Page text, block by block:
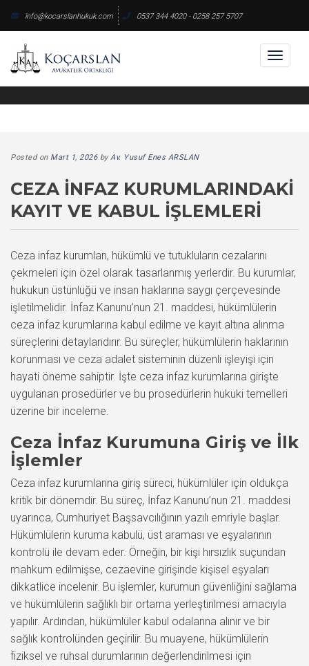
content
info@kocarslanhukuk.com 0537 344 4020 - 0258 257 5707
Posted on Mart 1, 2026byAv. Yusuf Enes ARSLAN
CEZA İNFAZ KURUMLARINDAKI
KAYIT VE KABUL İŞLEMLERI
Ceza infaz kurumları, hükümlü ve tutukluların cezalarını
çekmeleri için özel olarak tasarlanmış yerlerdir. Bu kurumlar,
hukukun üstünlüğü ve insan haklarına saygı çerçevesinde
işletilmelidir. İnfaz Kanunu’nun 21. maddesi, hükümlülerin
ceza infaz kurumlarına kabul edilme ve kayıt altına alınma
süreçlerini detaylandırır. Bu süreçler, hükümlülerin haklarının
korunması ve ceza adalet sisteminin düzenli işleyişi için
hayati öneme sahiptir. İşte ceza infaz kurumlarına girişte
uygulanan prosedürler ve bu prosedürlerin hukuki temelleri
üzerine bir inceleme.
Ceza İnfaz Kurumuna Giriş ve İlk
İşlemler
Ceza infaz kurumlarına giriş süreci, hükümlüler için oldukça
kritik bir dönemdir. Bu süreç, İnfaz Kanunu’nun 21. maddesi
uyarınca, Cumhuriyet Başsavcılığının yazılı emriyle başlar.
Hükümlülerin kuruma kabulü, üst araması ve eşyalarının
kontrolü ile devam eder. Örneğin, bir kişi hırsızlık suçundan
mahkum edilmişse, cezaevine girişinde kişisel eşyaları
dikkatlice incelenir. Bu işlemler, kurumun güvenliğini sağlama
ve hükümlülerin sağlıklı bir ortama yerleştirilmesi amacıyla
yapılır. Ardından, hükümlüler kabul odalarına alınır ve bir
sağlık kontrolünden geçirilir. Bu muayene, hükümlülerin
fiziksel ve ruhsal durumlarının değerlendirilmesi için